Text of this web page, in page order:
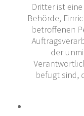
Dritter ist
Behörde,
betroffenen
der
befugt sind,